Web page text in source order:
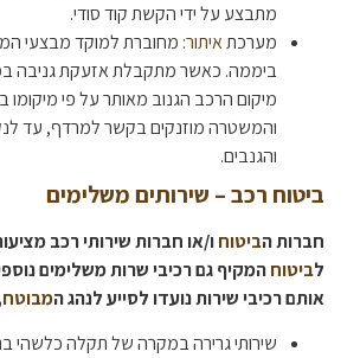
מתבצע על ידי הקשת קוד סודי.
מערכתאיתור
ביממה. כאשר מתקבלת אזעקת גניבה
מיקום הרכב הגנוב מאותר על פי מיקומו
והמשטרה מוזנקים בקשר למרדף, עד
והגנבים.
ביטוח רכב – שירותים משלימים
חברות הביטוחו/או חברות שירותי רכב
לביטוחהמקיף גם רכיבי שרות משלימים
אותם רכיבי שירות נועדו לסייע לנהג המבוטח
שירותי גרירה במקרה של תקלה כלשהי